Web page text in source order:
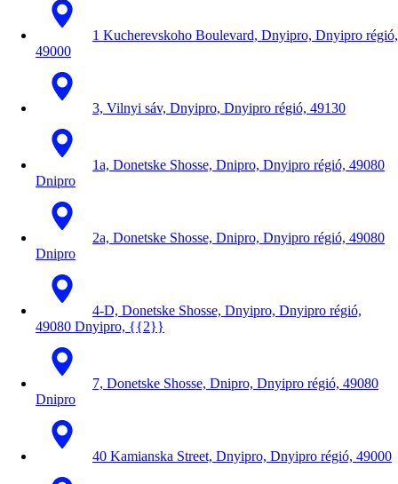
1 Kucherevskoho Boulevard, Dnyipro, Dnyipro régió,
49000
3, Vilnyi sáv, Dnyipro, Dnyipro régió, 49130
1a, Donetske Shosse, Dnipro, Dnyipro régió, 49080
Dnipro
2a, Donetske Shosse, Dnipro, Dnyipro régió, 49080
Dnipro
4-D, Donetske Shosse, Dnyipro, Dnyipro régió,
49080 Dnyipro, {{2}}
7, Donetske Shosse, Dnipro, Dnyipro régió, 49080
Dnipro
40 Kamianska Street, Dnyipro, Dnyipro régió, 49000